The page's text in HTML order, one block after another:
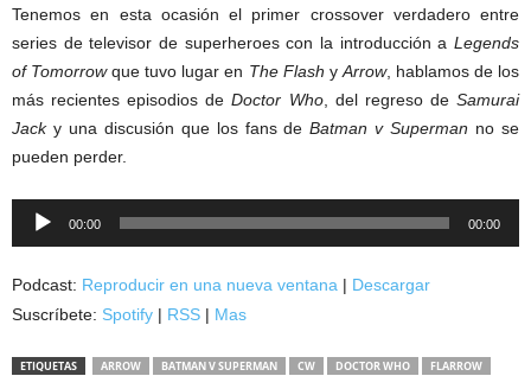
Tenemos en esta ocasión el primer crossover verdadero entre
series de televisor de superheroes con la introducción a Legends
of Tomorrowque tuvo lugar en The Flash yArrow, hablamos de los
más recientes episodios deDoctor Who, del regreso deSamurai
Jacky una discusión que los fans deBatman v Superman no se
pueden perder.
Reproductor
00:00 00:00
Podcast: Reproducir en una nueva ventana | Descargar
Suscríbete: Spotify | RSS | Mas
ETIQUETAS ARROW BATMAN V SUPERMAN CW DOCTOR WHO
FLARROW